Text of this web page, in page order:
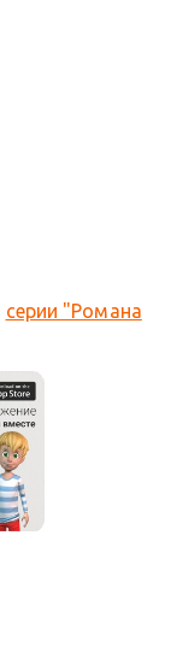
серии "Романа